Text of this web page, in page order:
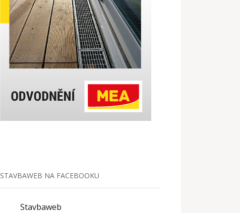
STAVBAWEB NA FACEBOOKU
Stavbaweb